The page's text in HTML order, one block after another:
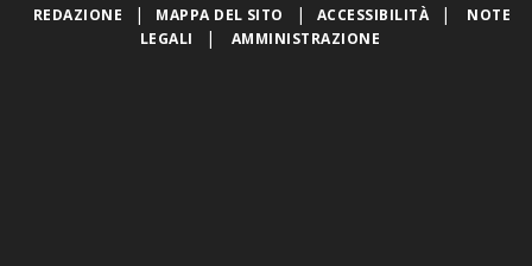
REDAZIONE | MAPPA DEL SITO | ACCESSIBILITÀ |
NOTE
LEGALI
| AMMINISTRAZIONE